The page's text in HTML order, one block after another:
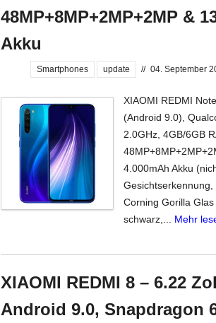
48MP+8MP+2MP+2MP &
Akku
Smartphones update // 04. September
XIAOMI REDMI
(Android 9.0),
2.0GHz, 4GB/6GB
4.000mAh Akku
Gesichtserkennung,
Corning Gorilla
schwarz,... Mehr
XIAOMI REDMI 8 – 6.22
Android 9.0, Snapdragon